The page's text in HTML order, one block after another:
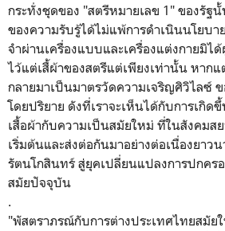
กระทั่งชุดของ "สตรีหมายเลข 1" ของรัฐ
ของความรับรู้ได้ไม่แพ้การดำเนินนโยบา
จำผ่านเครื่องแบบและเครื่องแต่งกายมิไ
ไว้แต่เสื้ผ้าของสตรีแต่เพียงเท่านั้น หาก
กลายมาเป็นมาตรวัดความเจริญศิวิไลซ์
โดยปริยาย ดังที่เราจะเห็นได้กับการเกิด
เสื้อผ้ากับความเป็นสมัยใหม่ ที่ในสังคมส
เริ่มต้นและส่งต่อกันมาอย่างต่อเนื่องยาว
รัตนโกสินทร์ สู่ยุคเปลี่ยนแปลงการปกคร
สมัยปัจจุบัน
.
"พัสตราภรณ์กับการต่างประเทศไทยสมั